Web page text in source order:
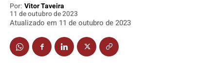
TV Século
Justiça
Educação
Segurança
TV Século
Justiça
Educação
Segurança
TV Século
Justiça
Educação
Segurança
TV Século
Justiça
Educação
Segurança
Por: Vitor Taveira
11 de outubro de 2023
Atualizado em 11 de outubro de 2023